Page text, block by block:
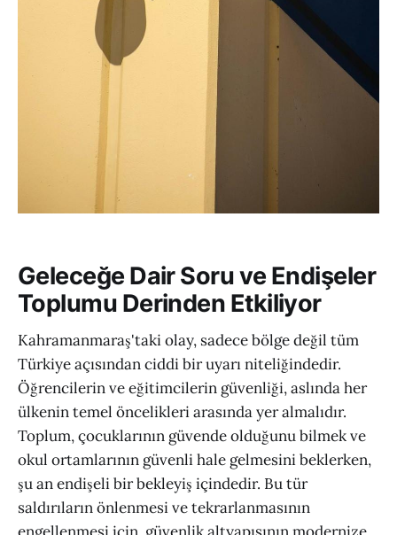
Geleceğe Dair Soru ve Endişeler
Toplumu Derinden Etkiliyor
Kahramanmaraş'taki olay, sadece bölge değil tüm
Türkiye açısından ciddi bir uyarı niteliğindedir.
Öğrencilerin ve eğitimcilerin güvenliği, aslında her
ülkenin temel öncelikleri arasında yer almalıdır.
Toplum, çocuklarının güvende olduğunu bilmek ve
okul ortamlarının güvenli hale gelmesini beklerken,
şu an endişeli bir bekleyiş içindedir. Bu tür
saldırıların önlenmesi ve tekrarlanmasının